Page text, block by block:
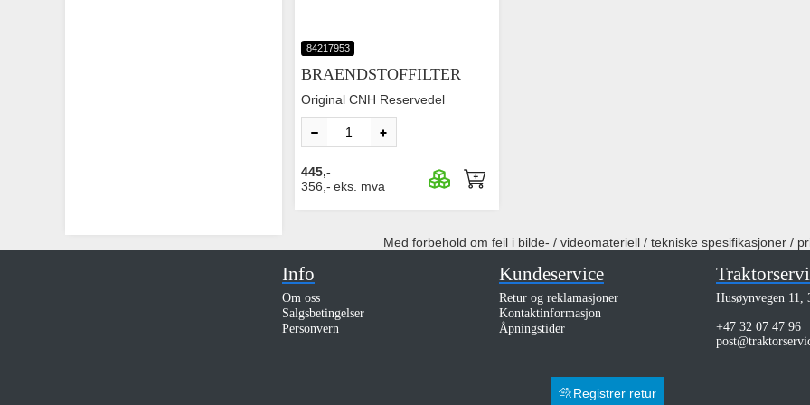
84217953
BRAENDSTOFFILTER
Original CNH Reservedel
445,-
356,- eks. mva
Med forbehold om feil i bilde- / videomateriell / tekniske spesifikasjoner /
Info
Om oss
Salgsbetingelser
Personvern
Kundeservice
Retur og reklamasjoner
Kontaktinformasjon
Åpningstider
Husøynvegen 11,
+47 32 07 47 96
Registrer retur